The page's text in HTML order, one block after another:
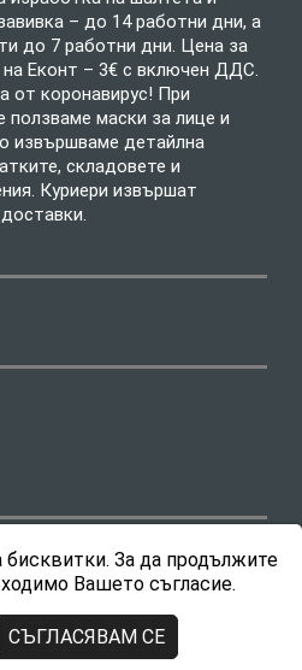
бисквитки. За да продължите
Вашето съгласие.
СЪГЛАСЯВАМ СЕ
– до 14 работни дни, а
до 7 работни дни. Цена за
Еконт – 3€ с включен ДДС.
от коронавирус! При
ползваме маски за лице и
извършваме детайлна
складовете и
Куриери извършат
57 42 42